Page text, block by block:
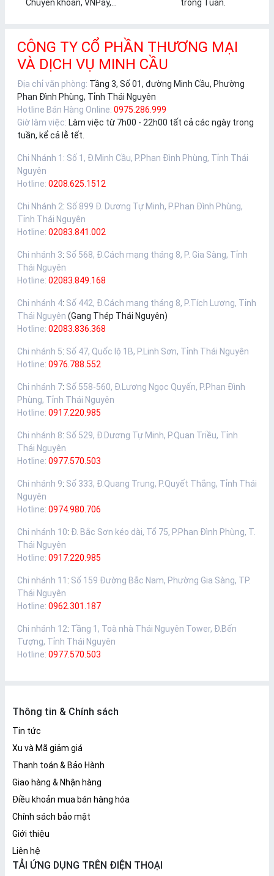
Chuyển khoản, VNPay,...
trong Tuần.
CÔNG TY CỔ PHẦN THƯƠNG MẠI
VÀ DỊCH VỤ MINH CẦU
Địa chỉ văn phòng: Tầng 3, Số 01, đường Minh Cầu, Phường
Phan Đình Phùng, Tỉnh Thái Nguyên
Hotline Bán Hàng Online: 0975.286.999
Giờ làm việc: Làm việc từ 7h00 - 22h00 tất cả các ngày trong
tuần, kể cả lễ tết.
Chi Nhánh 1 : Số 1, Đ.Minh Cầu, P.Phan Đình Phùng, Tỉnh Thái
Nguyên
Hotline: 0208.625.1512
Chi Nhánh 2: Số 899 Đ. Dương Tự Minh, P.Phan Đình Phùng,
Tỉnh Thái Nguyên
Hotline: 02083.841.002
Chi nhánh 3: Số 568, Đ.Cách mạng tháng 8, P. Gia Sàng, Tỉnh
Thái Nguyên
Hotline: 02083.849.168
Chi nhánh 4: Số 442, Đ.Cách mạng tháng 8, P.Tích Lương, Tỉnh
Thái Nguyên (Gang Thép Thái Nguyên)
Hotline: 02083.836.368
Chi nhánh 5: Số 47, Quốc lộ 1B, P.Linh Sơn, Tỉnh Thái Nguyên
Hotline: 0976.788.552
Chi nhánh 7: Số 558-560, Đ.Lương Ngọc Quyến, P.Phan Đình
Phùng, Tỉnh Thái Nguyên
Hotline: 0917.220.985
Chi nhánh 8: Số 529, Đ.Dương Tự Minh, P.Quan Triều, Tỉnh
Thái Nguyên
Hotline: 0977.570.503
Chi nhánh 9: Số 333, Đ.Quang Trung, P.Quyết Thắng, Tỉnh Thái
Nguyên
Hotline: 0974.980.706
Chi nhánh 10: Đ. Bắc Sơn kéo dài, Tổ 75, P.Phan Đình Phùng, T.
Thái Nguyên
Hotline: 0917.220.985
Chi nhánh 11 : Số 159 Đường Bắc Nam, Phường Gia Sàng, TP.
Thái Nguyên
Hotline: 0962.301.187
Chi nhánh 12: Tầng 1, Toà nhà Thái Nguyên Tower, Đ.Bến
Tượng, Tỉnh Thái Nguyên
Hotline: 0977.570.503
Thông tin & Chính sách
Tin tức
Xu và Mã giảm giá
Thanh toán & Bảo Hành
Giao hàng & Nhận hàng
Điều khoản mua bán hàng hóa
Chính sách bảo mật
Giới thiệu
Liên hệ
TẢI ỨNG DỤNG TRÊN ĐIỆN THOẠI